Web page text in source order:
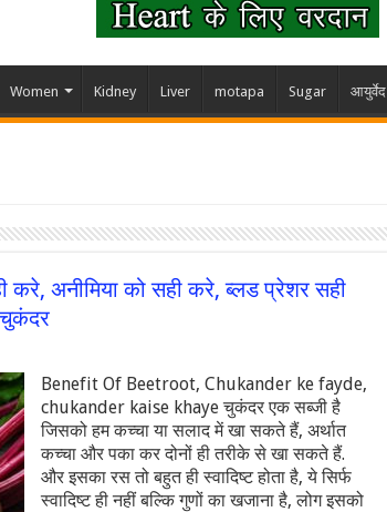
Women Kidney Liver motapa Sugar आयुर्वेद
करे, अनीमिया को सही करे, ब्लड प्रेशर सही
Benefit Of Beetroot, Chukander ke fayde,
chukander kaise khaye चुकंदर एक सब्जी है
जिसको हम कच्चा या सलाद में खा सकते हैं, अर्थात
कच्चा और पका कर दोनों ही तरीके से खा सकते हैं.
और इसका रस तो बहुत ही स्वादिष्ट होता है, ये सिर्फ
स्वादिष्ट ही नहीं बल्कि गुणों का खजाना है, लोग इसको